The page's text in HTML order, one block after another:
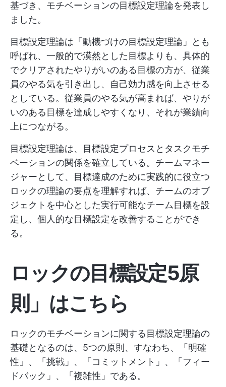
基づき、モチベーションの目標設定理論を発表し
ました。
目標設定理論は「動機づけの目標設定理論」とも
呼ばれ、一般的で漠然とした目標よりも、具体的
でクリアされたやりがいのある目標の方が、従業
員のやる気を引き出し、自己効力感を向上させる
としている。従業員のやる気が高まれば、やりが
いのある目標を達成しやすくなり、それが業績向
上につながる。
目標設定理論は、目標設定プロセスとタスクモチ
ベーションの関係を確立している。チームマネー
ジャーとして、目標達成のために実践的に役立つ
ロックの理論の要点を理解すれば、チームのオブ
ジェクトを中心とした実行可能なチーム目標を設
定し、個人的な目標設定を改善することができ
る。
ロックの目標設定5原
則 」はこちら
ロックのモチベーションに関する目標設定理論の
基礎となるのは、5つの原則、すなわち、「明確
性」、「挑戦」、「コミットメント」、「フィー
ドバック」、「複雑性」である。